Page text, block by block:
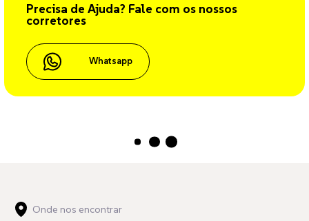
Precisa de Ajuda? Fale com os nossos
corretores
Whatsapp
Onde nos encontrar